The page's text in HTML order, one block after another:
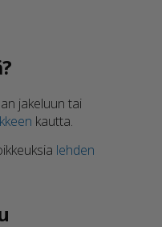
jakeluun tai
kautta.
lehden